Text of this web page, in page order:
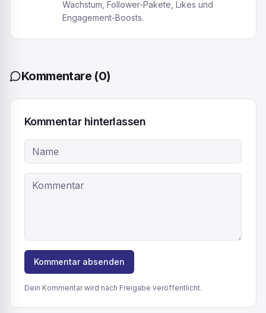
Wachstum, Follower-Pakete, Likes und
Engagement-Boosts.
Kommentare (0)
Kommentar hinterlassen
Kommentar absenden
Dein Kommentar wird nach Freigabe veröffentlicht.